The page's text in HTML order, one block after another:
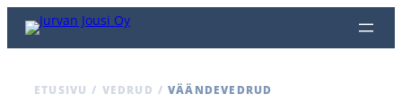
ETUSIVU / VEDRUD / VÄÄNDEVEDRUD